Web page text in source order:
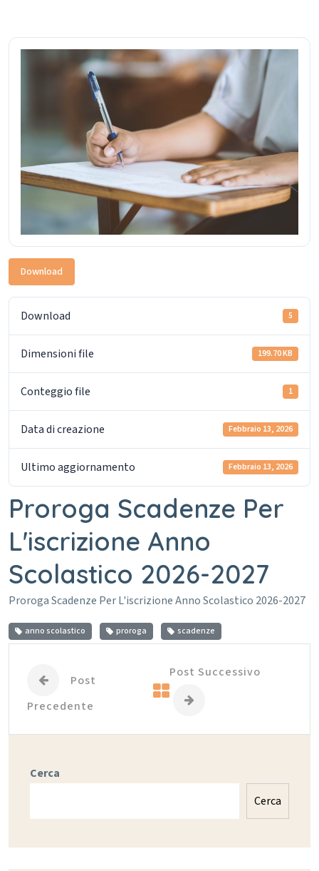
Download
Download 5
Dimensioni file 199.70 KB
Conteggio file 1
Data di creazione Febbraio 13, 2026
Ultimo aggiornamento Febbraio 13, 2026
Proroga Scadenze Per
L'iscrizione Anno
Scolastico 2026-2027
Proroga Scadenze Per L'iscrizione Anno Scolastico 2026-2027
anno scolastico proroga scadenze
Post
Precedente
Post Successivo
Cerca
Cerca